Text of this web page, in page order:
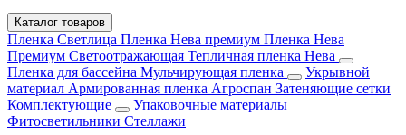
Каталог товаров
Пленка Светлица Пленка Нева премиум Пленка Нева
Премиум Светоотражающая Тепличная пленка Нева
Пленка для бассейна Мульчирующая пленка
Укрывной
материал Армированная пленка Агроспан Затеняющие сетки
Комплектующие
Упаковочные материалы
Фитосветильники Стеллажи